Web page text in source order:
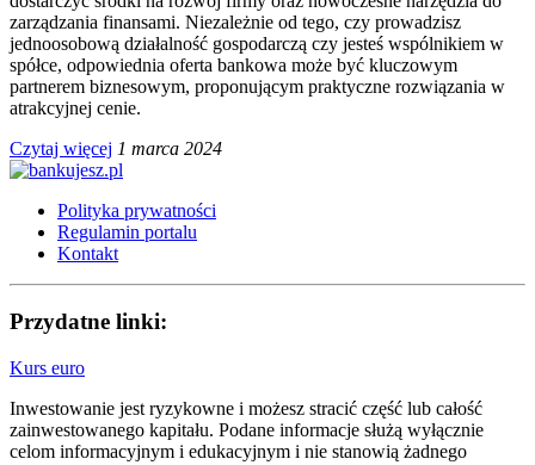
zarządzania finansami. Niezależnie od tego, czy prowadzisz
jednoosobową działalność gospodarczą czy jesteś wspólnikiem w
spółce, odpowiednia oferta bankowa może być kluczowym
partnerem biznesowym, proponującym praktyczne rozwiązania w
atrakcyjnej cenie.
Czytaj więcej 1 marca 2024
Polityka prywatności
Regulamin portalu
Kontakt
Przydatne linki:
Kurs euro
Inwestowanie jest ryzykowne i możesz stracić część lub całość
zainwestowanego kapitału. Podane informacje służą wyłącznie
celom informacyjnym i edukacyjnym i nie stanowią żadnego